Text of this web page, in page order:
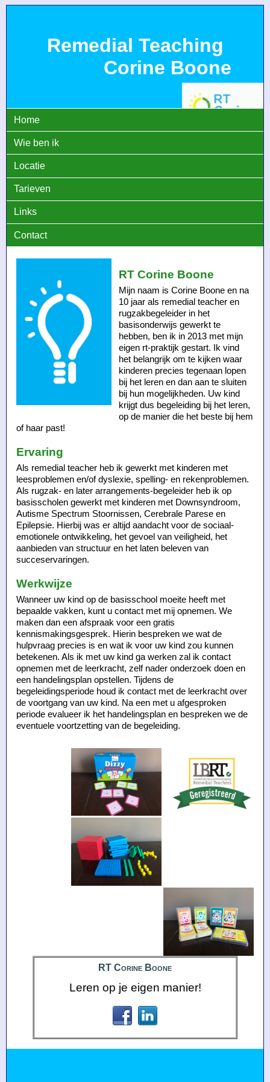
Remedial Teaching
Corine Boone
Home
Wie ben ik
Locatie
Tarieven
Links
Contact
RT Corine Boone
Mijn naam is Corine Boone en na
10 jaar als remedial teacher en
rugzakbegeleider in het
basisonderwijs gewerkt te
hebben, ben ik in 2013 met mijn
eigen rt-praktijk gestart. Ik vind
het belangrijk om te kijken waar
kinderen precies tegenaan lopen
bij het leren en dan aan te sluiten
bij hun mogelijkheden. Uw kind
krijgt dus begeleiding bij het leren,
op de manier die het beste bij hem
of haar past!
Ervaring
Als remedial teacher heb ik gewerkt met kinderen met
leesproblemen en/of dyslexie, spelling- en rekenproblemen.
Als rugzak- en later arrangements-begeleider heb ik op
basisscholen gewerkt met kinderen met Downsyndroom,
Autisme Spectrum Stoornissen, Cerebrale Parese en
Epilepsie. Hierbij was er altijd aandacht voor de sociaal-
emotionele ontwikkeling, het gevoel van veiligheid, het
aanbieden van structuur en het laten beleven van
succeservaringen.
Werkwijze
Wanneer uw kind op de basisschool moeite heeft met
bepaalde vakken, kunt u contact met mij opnemen. We
maken dan een afspraak voor een gratis
kennismakingsgesprek. Hierin bespreken we wat de
hulpvraag precies is en wat ik voor uw kind zou kunnen
betekenen. Als ik met uw kind ga werken zal ik contact
opnemen met de leerkracht, zelf nader onderzoek doen en
een handelingsplan opstellen. Tijdens de
begeleidingsperiode houd ik contact met de leerkracht over
de voortgang van uw kind. Na een met u afgesproken
periode evalueer ik het handelingsplan en bespreken we de
eventuele voortzetting van de begeleiding.
RT Corine Boone
Leren op je eigen manier!